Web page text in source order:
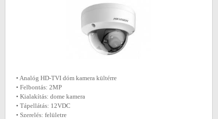
• Analóg HD-TVI dóm kamera kültérre
• Felbontás: 2MP
• Kialakítás: dome kamera
• Tápellátás: 12VDC
• Szerelés: felületre